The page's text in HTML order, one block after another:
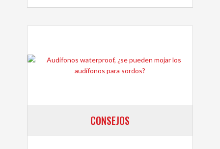
CONSEJOS